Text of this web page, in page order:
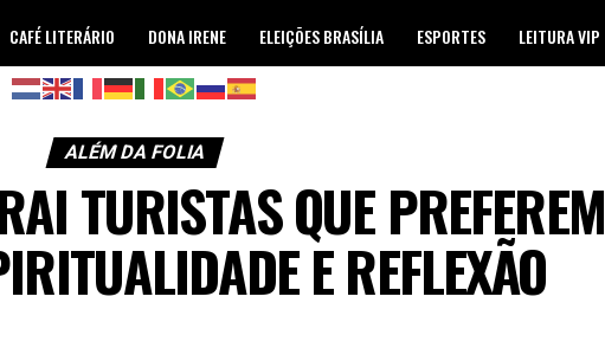
CAFÉ LITERÁRIO DONA IRENE ELEIÇÕES BRASÍLIA ESPORTES LEITURA VIP
ALÉM DA FOLIA
TURISTAS QUE PREFEREM
E REFLEXÃO